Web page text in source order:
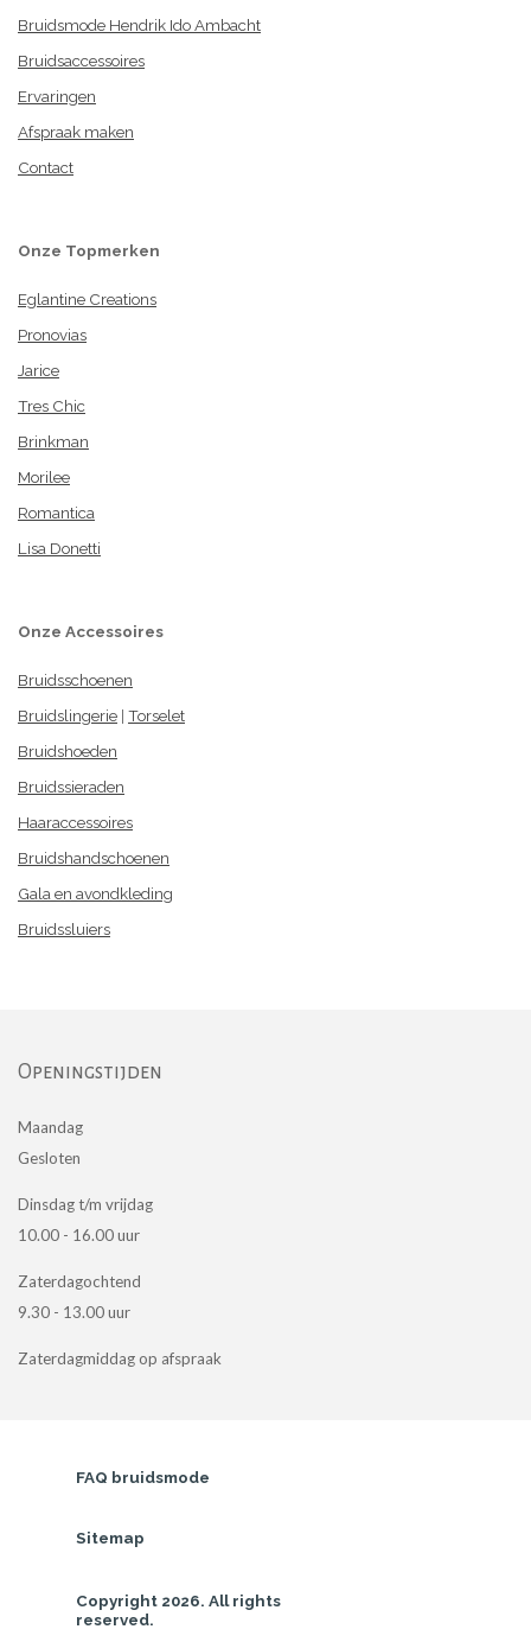
Bruidsmode Hendrik Ido Ambacht
Bruidsaccessoires
Ervaringen
Afspraak maken
Contact
Onze Topmerken
Eglantine Creations
Pronovias
Jarice
Tres Chic
Brinkman
Morilee
Romantica
Lisa Donetti
Onze Accessoires
Bruidsschoenen
Bruidslingerie | Torselet
Bruidshoeden
Bruidssieraden
Haaraccessoires
Bruidshandschoenen
Gala en avondkleding
Bruidssluiers
Openingstijden
Maandag
Gesloten
Dinsdag t/m vrijdag
10.00 - 16.00 uur
Zaterdagochtend
9.30 - 13.00 uur
Zaterdagmiddag op afspraak
FAQ bruidsmode
Sitemap
Copyright 2026. All rights
reserved.